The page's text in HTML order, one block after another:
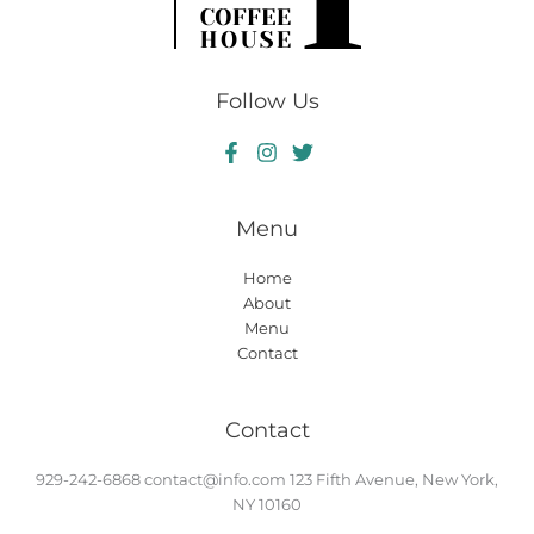
Follow Us
Menu
Home
About
Menu
Contact
Contact
929-242-6868 contact@info.com 123 Fifth Avenue, New York,
NY 10160